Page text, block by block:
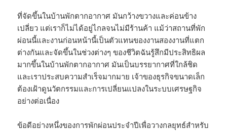
ที่จัดขึ้นในบ้านพักตากอากาศ มันกว้างขวางและค่อนข้าง
เปลี่ยว แต่เราก็ไม่ได้อยู่ไกลจนไม่มีร้านค้า แม้ว่าสถานที่พัก
ผ่อนนี้และงานก่อนหน้านี้เป็นตัวแทนของงานสองงานที่แตก
ต่างกันและจัดขึ้นในช่วงต่างๆ ของชีวิตฉันรู้สึกมีประสิทธิผล
มากขึ้นในบ้านพักตากอากาศ มันเป็นบรรยากาศที่ใกล้ชิด
และเราประสบความสำเร็จมากมาย เจ้าของธุรกิจขนาดเล็ก
ต้องเฝ้าดูนวัตกรรมและการเปลี่ยนแปลงในระบบเศรษฐกิจ
อย่างต่อเนื่อง
ข้อดีอย่างหนึ่งของการพักผ่อนประจำปีเพื่อวางกลยุทธ์สำหรับ